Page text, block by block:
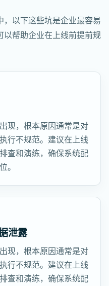
以下这些坑是企业最容易
以帮助企业在上线前提前规
现，根本原因通常是对
行不规范。建议在上线
查和演练，确保系统配
。
泄露
现，根本原因通常是对
行不规范。建议在上线
查和演练，确保系统配